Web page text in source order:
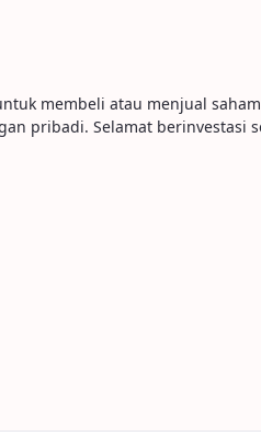
membeli atau menjual
pribadi. Selamat berinvestasi